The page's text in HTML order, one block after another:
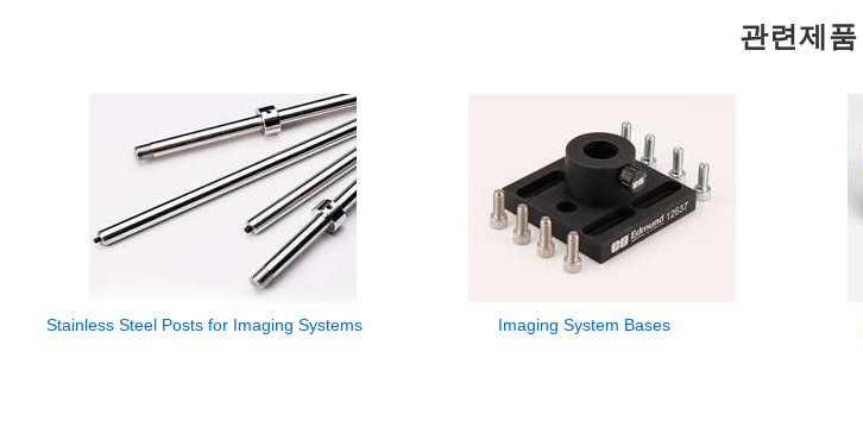
관련제품
Stainless Steel Posts for Imaging Systems Imaging System Bases